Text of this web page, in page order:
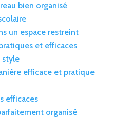
bien organisé
un espace restreint
et efficaces
style
efficace et pratique
efficaces
organisé